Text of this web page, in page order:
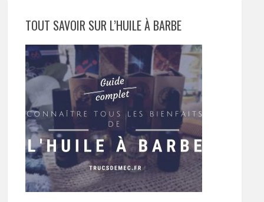
TOUT SAVOIR SUR L’HUILE À BARBE